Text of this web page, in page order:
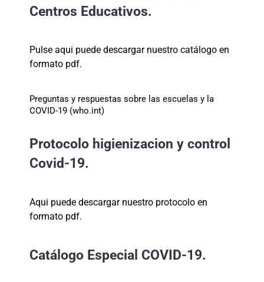
Centros Educativos.
Pulse aqui puede descargar nuestro catálogo en
formato pdf.
Preguntas y respuestas sobre las escuelas y la
COVID-19 (who.int)
Protocolo higienizacion y control
Covid-19.
Aqui puede descargar nuestro protocolo en
formato pdf.
Catálogo Especial COVID-19.